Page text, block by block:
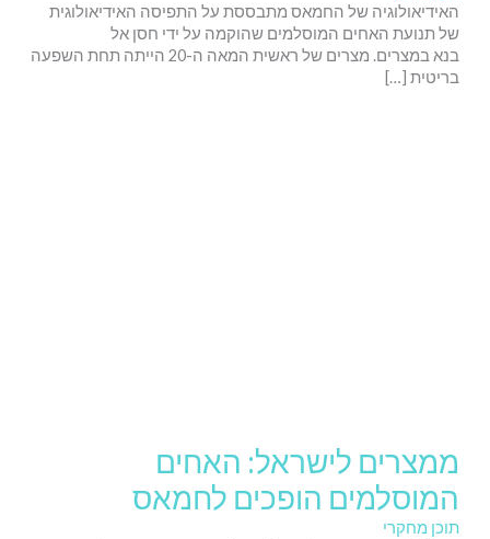
האידיאולוגיה של החמאס מתבססת על התפיסה האידיאולוגית
של תנועת האחים המוסלמים שהוקמה על ידי חסן אל
בנא במצרים. מצרים של ראשית המאה ה-20 הייתה תחת השפעה
בריטית […]
ממצרים לישראל: האחים
המוסלמים הופכים לחמאס
תוכן מחקרי